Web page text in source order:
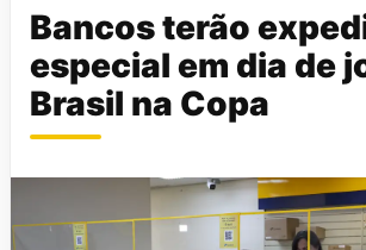
Bancos terão
especial em dia de
Brasil na Copa